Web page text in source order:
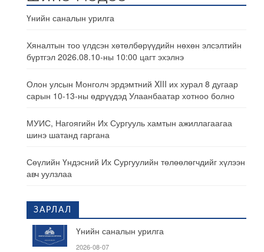
Үнийн саналын урилга
Хяналтын тоо үлдсэн хөтөлбөрүүдийн нөхөн элсэлтийн
бүртгэл 2026.08.10-ны 10:00 цагт эхэлнэ
Олон улсын Монголч эрдэмтний XIII их хурал 8 дугаар
сарын 10-13-ны өдрүүдэд Улаанбаатар хотноо болно
МУИС, Нагоягийн Их Сургууль хамтын ажиллагаагаа
шинэ шатанд гаргана
Сөүлийн Үндэсний Их Сургуулийн төлөөлөгчдийг хүлээн
авч уулзлаа
ЗАРЛАЛ
Үнийн саналын урилга
2026-08-07